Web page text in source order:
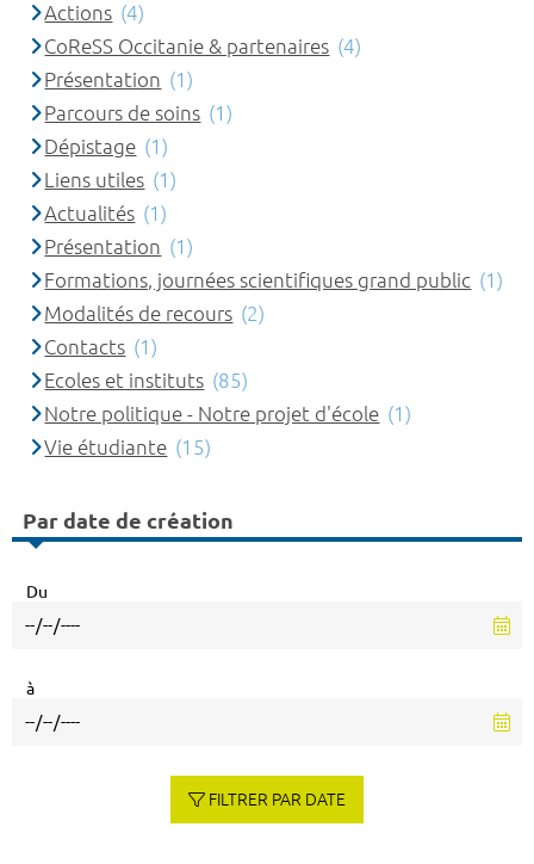
Actions (4)
CoReSS Occitanie & partenaires (4)
Présentation (1)
Parcours de soins (1)
Dépistage (1)
Liens utiles (1)
Actualités (1)
Présentation (1)
Formations, journées scientifiques grand public (1)
Modalités de recours (2)
Contacts (1)
Ecoles et instituts (85)
Notre politique - Notre projet d'école (1)
Vie étudiante (15)
Par date de création
Du
à
FILTRER PAR DATE